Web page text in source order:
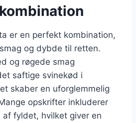
er en perfekt kombination,
og dybde til retten.
og røgede smag
saftige svinekød i
skaber en uforglemmelig
opskrifter inkluderer
af fyldet, hvilket giver en